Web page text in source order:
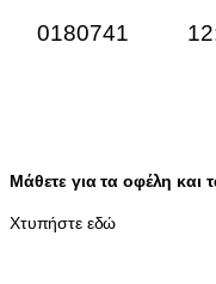
0180741
Μάθετε για τα οφέλη
Χτυπήστε εδώ